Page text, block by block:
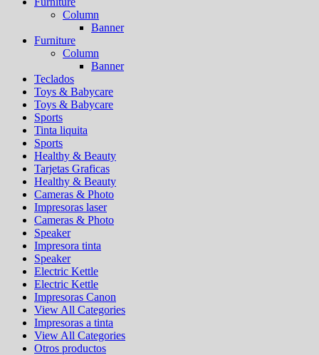
Column
Banner
Furniture
Column
Banner
Teclados
Toys & Babycare
Toys & Babycare
Sports
Tinta liquita
Sports
Healthy & Beauty
Tarjetas Graficas
Healthy & Beauty
Cameras & Photo
Impresoras laser
Cameras & Photo
Speaker
Impresora tinta
Speaker
Electric Kettle
Electric Kettle
Impresoras Canon
View All Categories
Impresoras a tinta
View All Categories
Otros productos